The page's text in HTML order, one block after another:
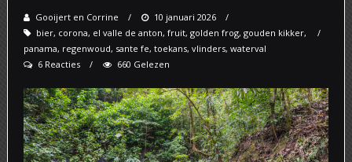
Gooijert en Corrine
Posted
on
10 januari 2026
bier, corona, el valle de anton, fruit, golden frog, gouden kikker,
panama, regenwoud, sante fe, toekans, vlinders, waterval
6 Reacties
660 Gelezen